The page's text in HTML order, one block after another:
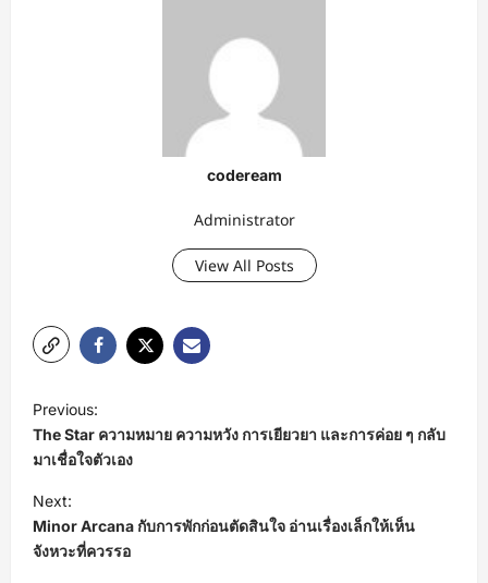
codeream
Administrator
View All Posts
o
s
t
n
a
Previous:
The Star ความหมาย ความหวัง การเยียวยา และการค่อย ๆ กลับ
มาเชื่อใจตัวเอง
Next:
Minor Arcana กับการพักก่อนตัดสินใจ อ่านเรื่องเล็กให้เห็น
จังหวะที่ควรรอ